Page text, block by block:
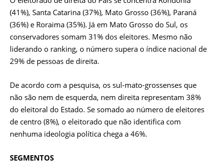
(41%), Santa Catarina (37%), Mato Grosso (36%), Paraná
(36%) e Roraima (35%). Já em Mato Grosso do Sul, os
conservadores somam 31% dos eleitores. Mesmo não
liderando o ranking, o número supera o índice nacional de
29% de pessoas de direita.
De acordo com a pesquisa, os sul-mato-grossenses que
não são nem de esquerda, nem direita representam 38%
do eleitoral do Estado. Se somado ao número de eleitores
de centro (8%), o eleitorado que não identifica com
nenhuma ideologia política chega a 46%.
SEGMENTOS